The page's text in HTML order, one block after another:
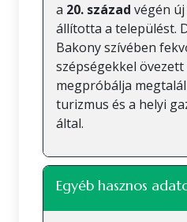
a 20. század végén
állította a települést.
Bakony szívében
szépségekkel
megpróbálja
turizmus és a helyi
által.
Egyéb hasznos